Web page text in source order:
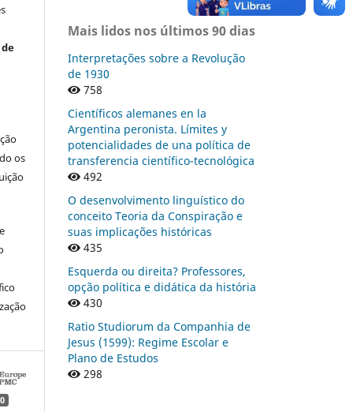
os
0
Mais lidos nos últimos 90 dias
Interpretações sobre a Revolução
de 1930
758
Científicos alemanes en la
Argentina peronista. Límites y
potencialidades de una política de
transferencia científico-tecnológica
492
O desenvolvimento linguístico do
conceito Teoria da Conspiração e
suas implicações históricas
435
Esquerda ou direita? Professores,
opção política e didática da história
430
Ratio Studiorum da Companhia de
Jesus (1599): Regime Escolar e
Plano de Estudos
298